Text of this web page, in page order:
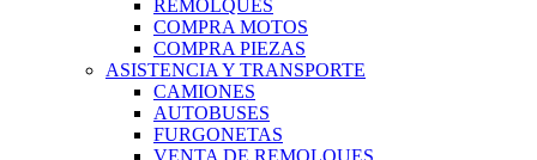
REMOLQUES
COMPRA MOTOS
COMPRA PIEZAS
ASISTENCIA Y TRANSPORTE
CAMIONES
AUTOBUSES
FURGONETAS
VENTA DE REMOLQUES